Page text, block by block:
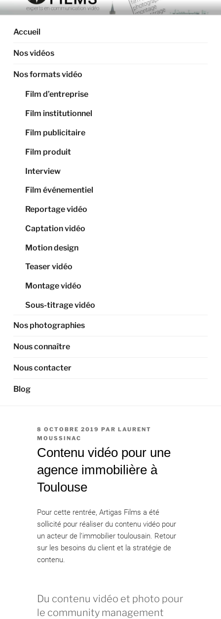
Aller
au
contenu
ARTIGAS FILMS –
PRODUCTION
TOULOUSE, VIDÉO
ENTREPRISE, FILM
CORPORATE
Production audiovisuelle, vidéos d'entreprise, films
Accueil
Nos vidéos
Nos formats vidéo
Film d’entreprise
Film institutionnel
Film publicitaire
Film produit
Interview
Film événementiel
Reportage vidéo
Captation vidéo
Motion design
Teaser vidéo
Montage vidéo
Sous-titrage vidéo
Nos photographies
Nous connaître
Nous contacter
Blog
PUBLIÉ
LE
8 OCTOBRE 2019 PAR LAURENT
MOUSSINAC
Contenu vidéo pour une
agence immobilière à
Toulouse
Pour cette rentrée, Artigas Films a été
sollicité pour réaliser du contenu vidéo pour
un acteur de l’immobilier toulousain. Retour
sur les besoins du client et la stratégie de
contenu.
Du contenu vidéo et photo pour
le community management